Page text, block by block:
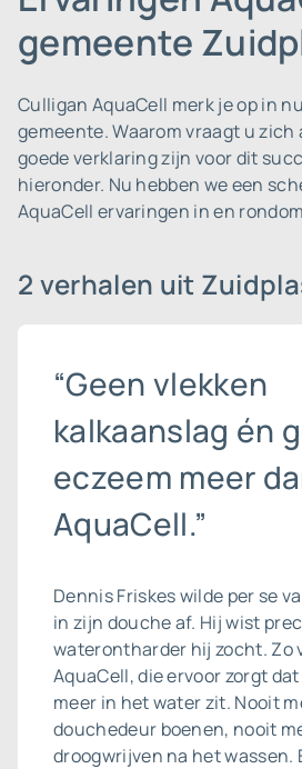
gemeente
Culligan AquaCell merk je op in
gemeente.Waarom vraagt u zich
goede verklaring zijn voor dit
hieronder. Nu hebben we een
AquaCell ervaringen in en
2 verhalen uit
“Geen vlekken
kalkaanslag én
eczeem meer
AquaCell.”
Dennis Friskes wilde per se
in zijn douche af. Hij wist
waterontharder hij zocht. Zo
AquaCell, die ervoor zorgt
meer in het water zit. Nooit
douchedeur boenen, nooit
droogwrijven na het wassen.